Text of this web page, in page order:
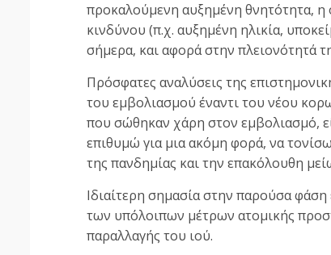
προκαλούμενη αυξημένη θνητότητα, η
κινδύνου (π.χ. αυξημένη ηλικία,
σήμερα, και αφορά στην πλειονότητά
Πρόσφατες αναλύσεις της
του εμβολιασμού έναντι του νέου
που σώθηκαν χάρη στον εμβολιασμό,
επιθυμώ για μια ακόμη φορά, να
της πανδημίας και την επακόλουθη
Ιδιαίτερη σημασία στην παρούσα
των υπόλοιπων μέτρων ατομικής
παραλλαγής του ιού.